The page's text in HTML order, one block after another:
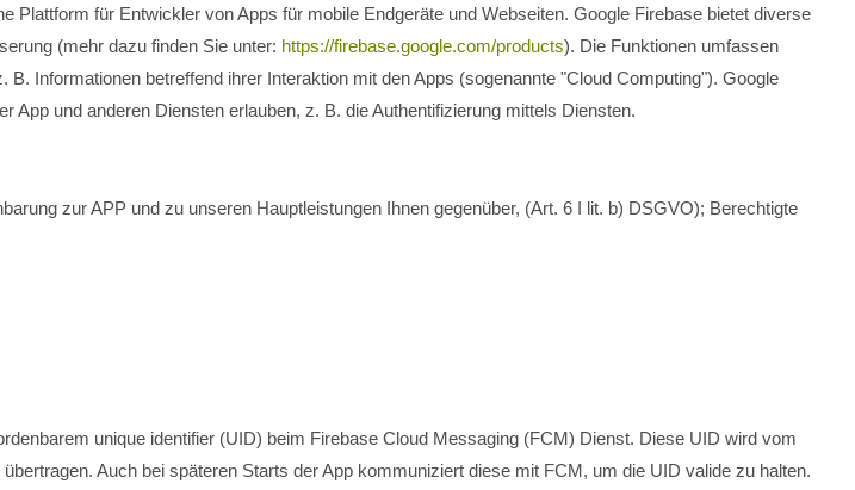
für Entwickler von Apps für mobile Endgeräte und Webseiten. Google Firebase bietet diverse
(mehr dazu finden Sie unter: https://firebase.google.com/products). Die Funktionen umfassen
Informationen betreffend ihrer Interaktion mit den Apps (sogenannte "Cloud Computing"). Google
und anderen Diensten erlauben, z. B. die Authentifizierung mittels Diensten.
zur APP und zu unseren Hauptleistungen Ihnen gegenüber, (Art. 6 I lit. b) DSGVO); Berechtigte
unique identifier (UID) beim Firebase Cloud Messaging (FCM) Dienst. Diese UID wird vom
Auch bei späteren Starts der App kommuniziert diese mit FCM, um die UID valide zu halten.